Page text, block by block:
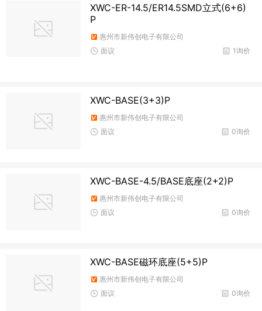
XWC-ER-14.5/ER14.5SMD立式(6+6)
P
惠州市新伟创电子有限公司
1询价
面议
XWC-BASE(3+3)P
惠州市新伟创电子有限公司
0询价
面议
XWC-BASE-4.5/BASE底座(2+2)P
惠州市新伟创电子有限公司
0询价
面议
XWC-BASE磁环底座(5+5)P
惠州市新伟创电子有限公司
0询价
面议